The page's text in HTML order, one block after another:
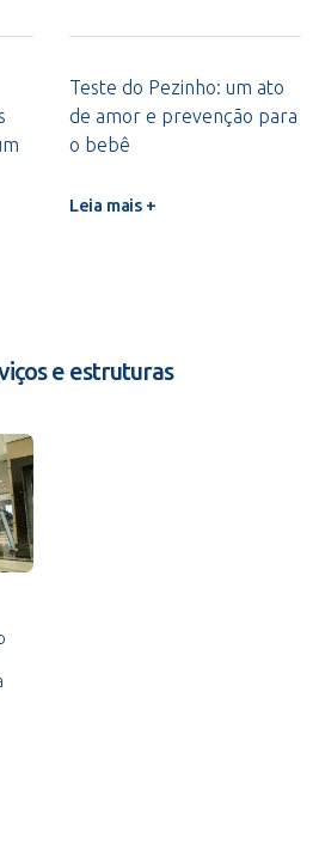
Teste do Pezinho: um ato
de amor e prevenção para
o bebê
Leia mais +
e estruturas